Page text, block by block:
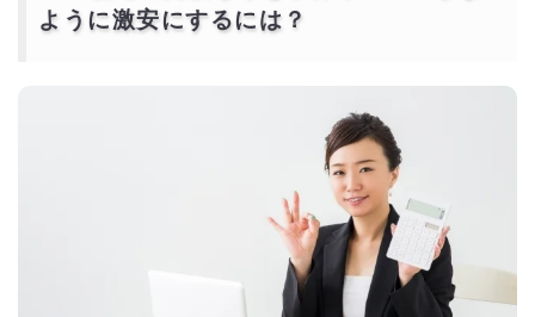
ように激安にするには？